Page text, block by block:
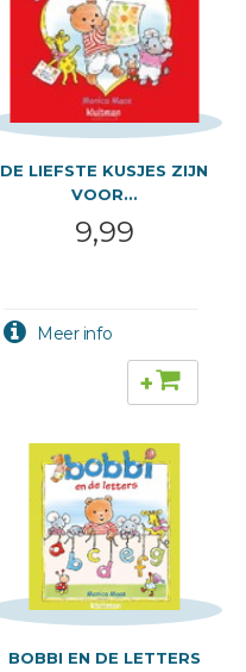
DE LIEFSTE KUSJES ZIJN
VOOR...
9,99
+
BOBBI EN DE LETTERS